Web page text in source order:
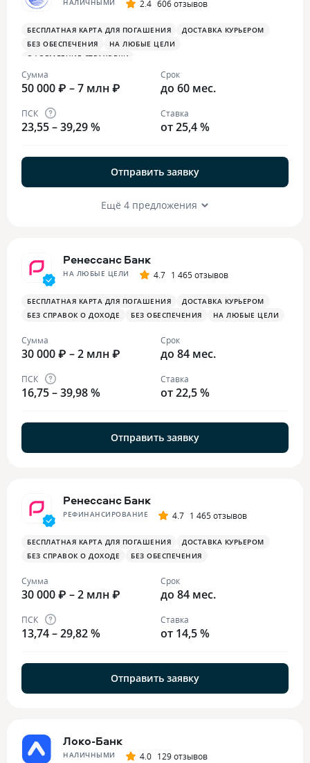
НАЛИЧНЫМИ 2.4 606 отзывов
БЕСПЛАТНАЯ КАРТА ДЛЯ ПОГАШЕНИЯ
ДОСТАВКА КУРЬЕРОМ
БЕЗ ОБЕСПЕЧЕНИЯ
НА ЛЮБЫЕ ЦЕЛИ
ОФОРМЛЕНИЕ СТРАХОВКИ
Сумма
50 000 ₽ – 7 млн ₽
Срок
до 60 мес.
ПСК
23,55 – 39,29 %
Ставка
от 25,4 %
Отправить заявку
Ещё 4 предложения
Ренессанс Банк
НА ЛЮБЫЕ ЦЕЛИ 4.7 1 465 отзывов
БЕСПЛАТНАЯ КАРТА ДЛЯ ПОГАШЕНИЯ
ДОСТАВКА КУРЬЕРОМ
БЕЗ СПРАВОК О ДОХОДЕ
БЕЗ ОБЕСПЕЧЕНИЯ НА ЛЮБЫЕ ЦЕЛИ
Сумма
30 000 ₽ – 2 млн ₽
Срок
до 84 мес.
ПСК
16,75 – 39,98 %
Ставка
от 22,5 %
Отправить заявку
Ренессанс Банк
РЕФИНАНСИРОВАНИЕ 4.7 1 465 отзывов
БЕСПЛАТНАЯ КАРТА ДЛЯ ПОГАШЕНИЯ
ДОСТАВКА КУРЬЕРОМ
БЕЗ СПРАВОК О ДОХОДЕ
БЕЗ ОБЕСПЕЧЕНИЯ
Сумма
30 000 ₽ – 2 млн ₽
Срок
до 84 мес.
ПСК
13,74 – 29,82 %
Ставка
от 14,5 %
Отправить заявку
Локо-Банк
НАЛИЧНЫМИ 4.0 129 отзывов